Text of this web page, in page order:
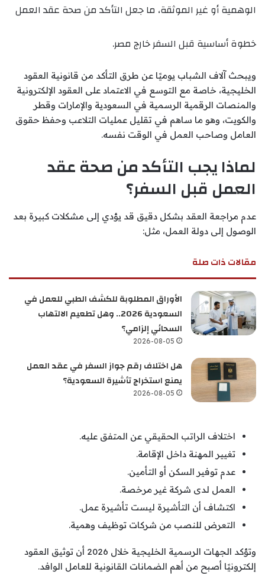
الوهمية أو غير الموثقة، ما جعل التأكد من صحة عقد العمل
خطوة أساسية قبل السفر خارج مصر.
ويبحث آلاف الشباب يوميًا عن طرق التأكد من قانونية العقود
الخليجية، خاصة مع التوسع في الاعتماد على العقود الإلكترونية
والمنصات الرقمية الرسمية في السعودية والإمارات وقطر
والكويت، وهو ما ساهم في تقليل عمليات التلاعب وحفظ حقوق
العامل وصاحب العمل في الوقت نفسه.
لماذا يجب التأكد من صحة عقد
العمل قبل السفر؟
عدم مراجعة العقد بشكل دقيق قد يؤدي إلى مشكلات كبيرة بعد
الوصول إلى دولة العمل، مثل:
مقالات ذات صلة
الأوراق المطلوبة للكشف الطبي للعمل في
السعودية 2026.. وهل تطعيم الالتهاب
السحائي إلزامي؟
2026-08-05
هل اختلاف رقم جواز السفر في عقد العمل
يمنع استخراج تأشيرة السعودية؟
2026-08-05
اختلاف الراتب الحقيقي عن المتفق عليه.
تغيير المهنة داخل الإقامة.
عدم توفير السكن أو التأمين.
العمل لدى شركة غير مرخصة.
اكتشاف أن التأشيرة ليست تأشيرة عمل.
التعرض للنصب من شركات توظيف وهمية.
وتؤكد الجهات الرسمية الخليجية خلال 2026 أن توثيق العقود
إلكترونيًا أصبح من أهم الضمانات القانونية للعامل الوافد.